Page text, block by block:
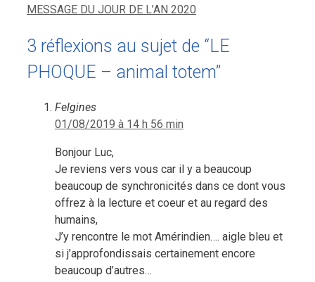
MESSAGE DU JOUR DE L’AN 2020
3 réflexions au sujet de “LE
PHOQUE – animal totem”
Felgines
01/08/2019 à 14 h 56 min
Bonjour Luc,
Je reviens vers vous car il y a beaucoup
beaucoup de synchronicités dans ce dont vous
offrez à la lecture et coeur et au regard des
humains,
J’y rencontre le mot Amérindien…. aigle bleu et
si j’approfondissais certainement encore
beaucoup d’autres…